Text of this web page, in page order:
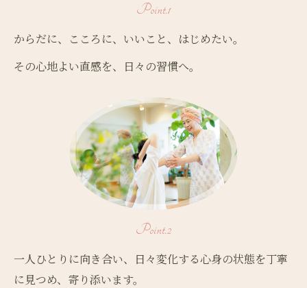
Point.1
からだに、こころに、いいこと、はじめたい。
その心地よい直感を、日々の習慣へ。
Point.2
一人ひとりに向き合い、日々変化する心身の状態を丁寧
に見つめ、寄り添います。